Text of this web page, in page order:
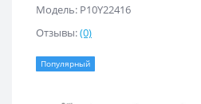
Модель: Р10Y22416
Отзывы:(0)
Популярный